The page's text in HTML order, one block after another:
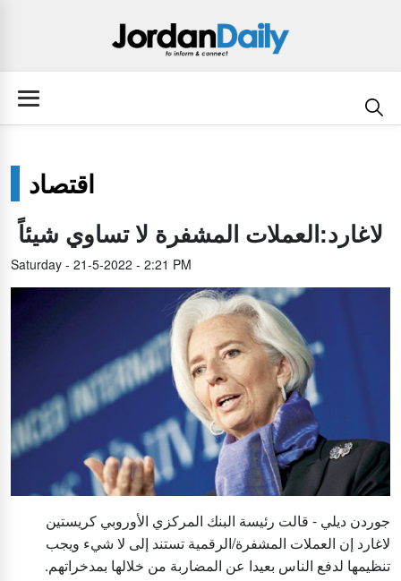
اقتصاد
لاغارد:العملات المشفرة لا تساوي شيئاً
Saturday - 21-5-2022 - 2:21 PM
جوردن ديلي - قالت رئيسة البنك المركزي الأوروبي كريستين
لاغارد إن العملات المشفرة/الرقمية تستند إلى لا شيء ويجب
تنظيمها لدفع الناس بعيدا عن المضاربة من خلالها بمدخراتهم.